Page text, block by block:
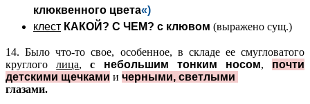
клюквенного цвета«)
клест КАКОЙ? С ЧЕМ? с клювом (выражено сущ.)
14. Было что-то свое, особенное, в складе ее смугловатого
круглоголица,с небольшим тонким носом, почти
детскими щечками и черными, светлыми
глазами.